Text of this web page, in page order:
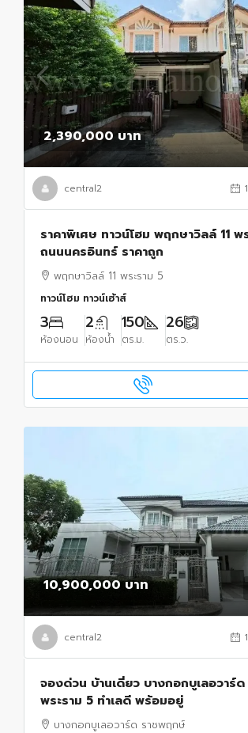
2,390,000 บาท
central2
ราคาพิเศษ ทาวน์โฮม พฤกษาวิลล์ 11 พ
ถนนนครอินทร์ ราคาถูก
พฤกษาวิลล์ 11 พระราม 5
ทาวน์โฮม ทาวน์เฮ้าส์
3
ห้องนอน
2
ห้องน้ำ
150
ตร.ม.
26
ตร.ว.
10,900,000 บาท
central2
จองด่วน บ้านเดี่ยว บางกอกบูเลอวาร์
พระราม 5 ทำเลดี พร้อมอยู่
บางกอกบูเลอวาร์ด ราชพฤกษ์